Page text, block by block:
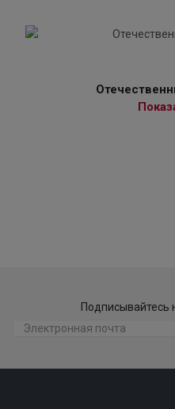
Подписывайтесь